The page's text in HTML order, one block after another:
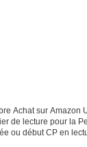
de lecture pour la
ou début CP en